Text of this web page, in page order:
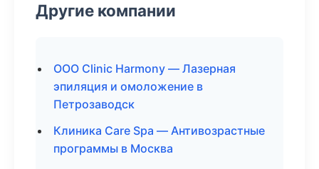
Другие компании
ООО Clinic Harmony — Лазерная
эпиляция и омоложение в
Петрозаводск
Клиника Care Spa — Антивозрастные
программы в Москва